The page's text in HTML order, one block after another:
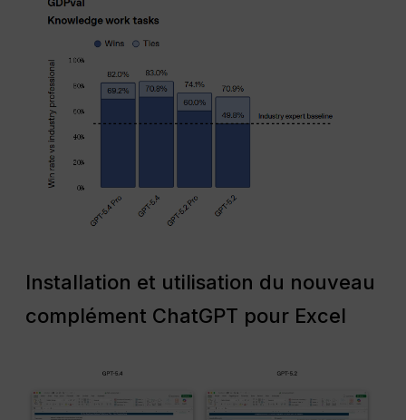
Installation et utilisation du nouveau
complément ChatGPT pour Excel